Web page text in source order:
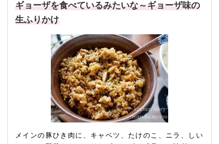
ギョーザを食べているみたいな～ギョーザ味の
生ふりかけ
メインの豚ひき肉に、キャベツ、たけのこ、ニラ、しい